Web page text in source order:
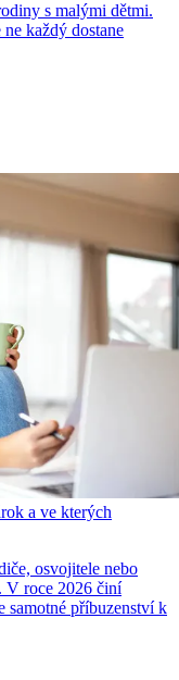
s malými dětmi.
každý dostane
a ve kterých
osvojitele nebo
V roce 2026 činí
samotné příbuzenství k